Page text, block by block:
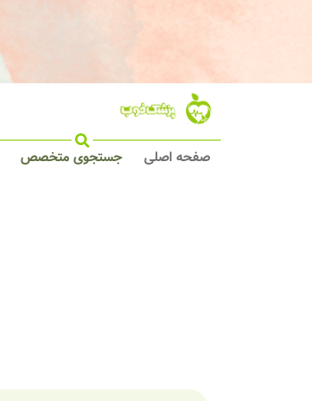
صفحه اصلی جستجوی متخصص